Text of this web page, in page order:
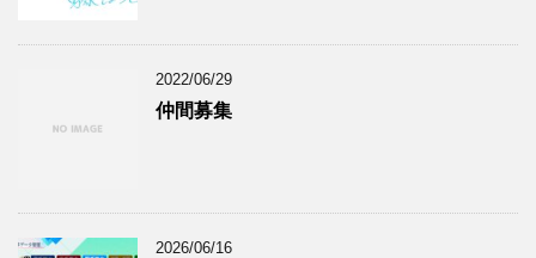
2022/06/29
仲間募集
2026/06/16